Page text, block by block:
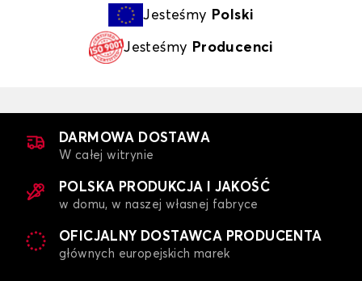
Jesteśmy Polski
Jesteśmy Producenci
DARMOWA DOSTAWA
W całej witrynie
POLSKA PRODUKCJA I JAKOŚĆ
w domu, w naszej własnej fabryce
OFICJALNY DOSTAWCA PRODUCENTA
głównych europejskich marek